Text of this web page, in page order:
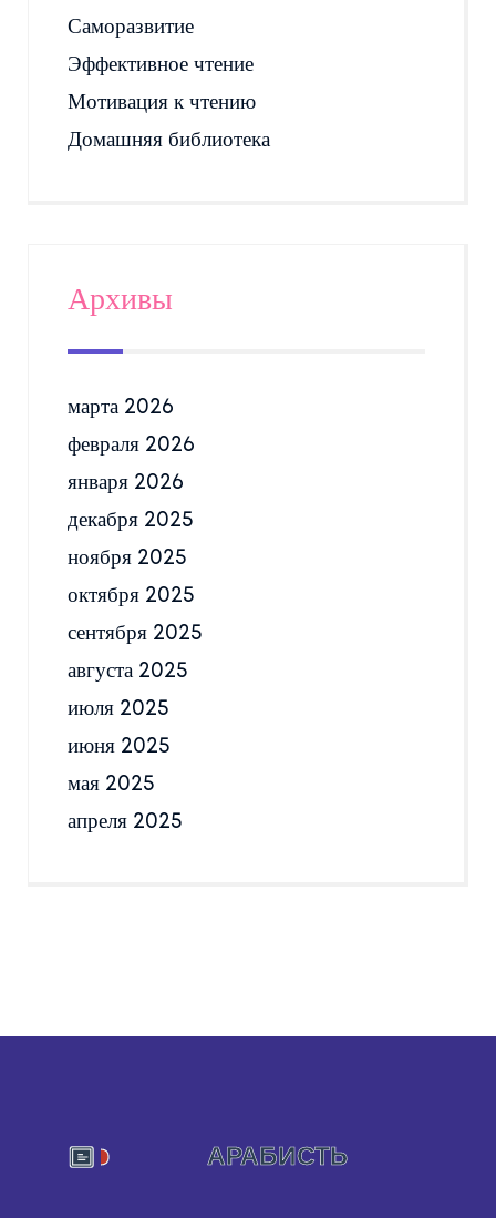
Саморазвитие
Эффективное чтение
Мотивация к чтению
Домашняя библиотека
Архивы
марта 2026
февраля 2026
января 2026
декабря 2025
ноября 2025
октября 2025
сентября 2025
августа 2025
июля 2025
июня 2025
мая 2025
апреля 2025